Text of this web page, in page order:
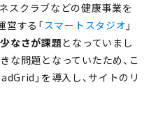
スクラブなどの健康事業を
営する「スマートスタジオ 」
なさが課題となっていまし
な問題となっていたため、こ
」を導入し、サイトのリ